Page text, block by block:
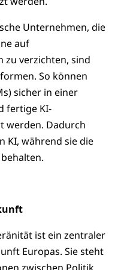
Unternehmen, die
auf
verzichten, sind
So können
sicher in einer
fertige KI-
werden. Dadurch
KI, während sie die
ist ein zentraler
Europas. Sie steht